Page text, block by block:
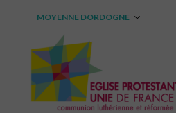
MOYENNE DORDOGNE